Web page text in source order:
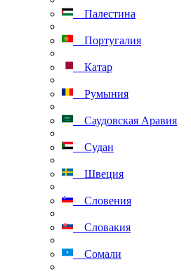
Палестина
Португалия
Катар
Румыния
Саудовская Аравия
Судан
Швеция
Словения
Словакия
Сомали